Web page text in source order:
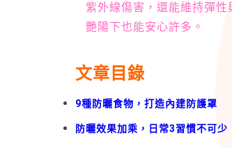
紫外線傷害，還能維持彈
艷陽下也能安心許多。
文章目錄
9種防曬食物，打造內建防護罩
防曬效果加乘，日常3習慣不可少